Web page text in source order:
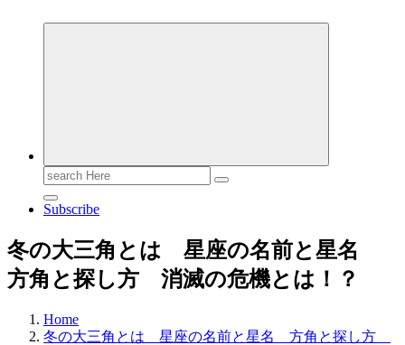
Search
for:
Subscribe
冬の大三角とは 星座の名前と星名
方角と探し方 消滅の危機とは！？
Home
冬の大三角とは 星座の名前と星名 方角と探し方